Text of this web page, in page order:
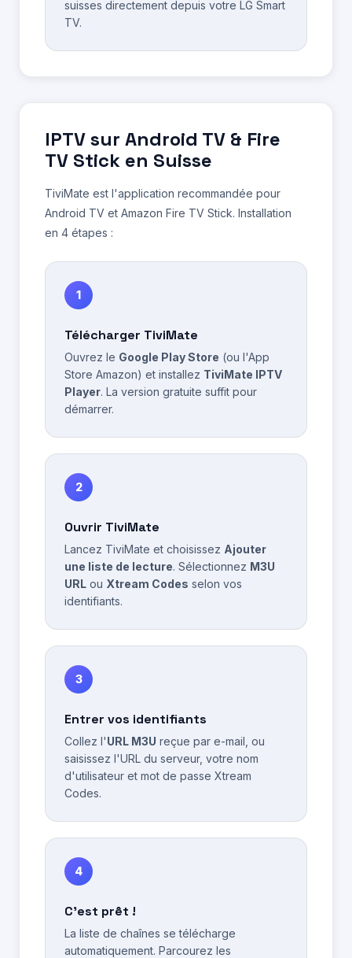
suisses directement depuis votre LG Smart
TV.
IPTV sur Android TV & Fire
TV Stick en Suisse
TiviMate est l'application recommandée pour
Android TV et Amazon Fire TV Stick. Installation
en 4 étapes :
1
Télécharger TiviMate
Ouvrez le Google Play Store (ou l'App
Store Amazon) et installez TiviMate IPTV
Player. La version gratuite suffit pour
démarrer.
2
Ouvrir TiviMate
Lancez TiviMate et choisissez Ajouter
une liste de lecture. Sélectionnez M3U
URL ou Xtream Codes selon vos
identifiants.
3
Entrer vos identifiants
Collez l'URL M3U reçue par e-mail, ou
saisissez l'URL du serveur, votre nom
d'utilisateur et mot de passe Xtream
Codes.
4
C'est prêt !
La liste de chaînes se télécharge
automatiquement. Parcourez les